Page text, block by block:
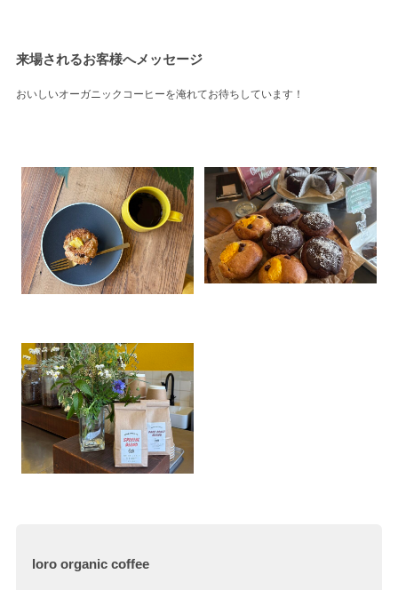
来場されるお客様へメッセージ
おいしいオーガニックコーヒーを淹れてお待ちしています！
loro organic coffee